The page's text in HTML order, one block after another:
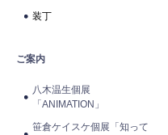
装丁
ご案内
八木温生個展
「ANIMATION」
笹倉ケイスケ個展「知って